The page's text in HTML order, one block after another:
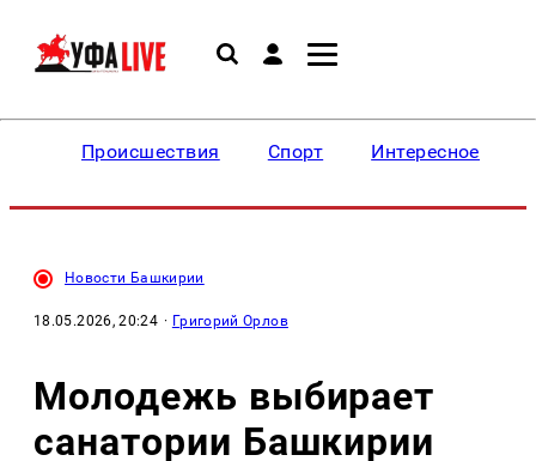
Происшествия Спорт Интересное
Новости Башкирии
18.05.2026, 20:24 · Григорий Орлов
Молодежь выбирает
санатории Башкирии